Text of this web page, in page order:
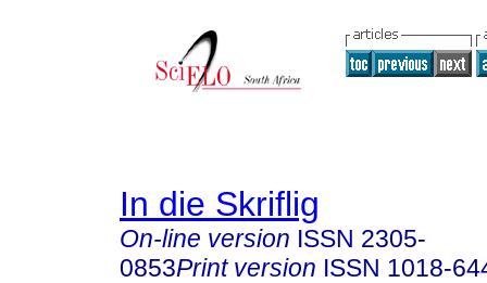
In die Skriflig
On-line version ISSN 2305-
0853Print version ISSN 1018-